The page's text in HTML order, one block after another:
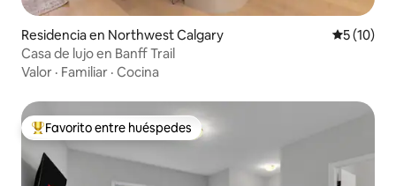
Residencia en Northwest Calgary
5 (10)
Casa de lujo en Banff Trail
Valor · Familiar · Cocina
De los mejores en Favorito entre huéspedes
Favorito entre huéspedes